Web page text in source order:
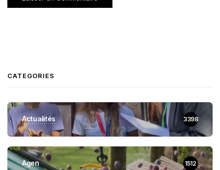
CATEGORIES
Actualités 3398
Agen 1512